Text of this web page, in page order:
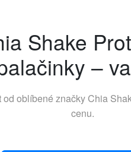
Shake
–
od oblíbené značky Chia
cenu.